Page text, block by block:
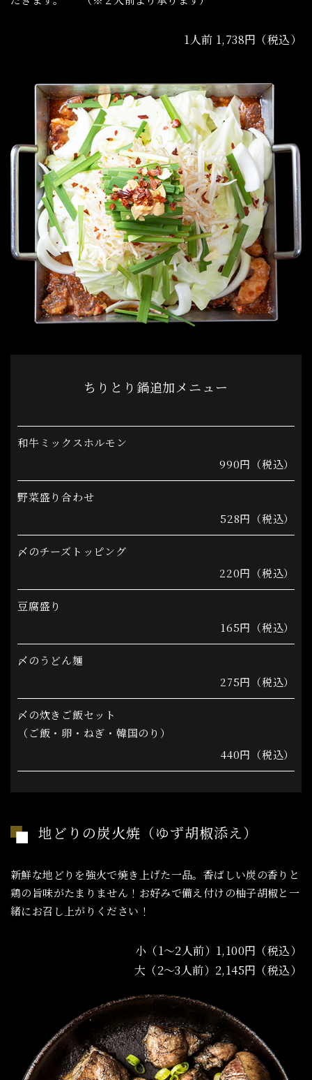
1人前 1,738円（税込）
ちりとり鍋追加メニュー
和牛ミックスホルモン
990円（税込）
野菜盛り合わせ
528円（税込）
〆のチーズトッピング
220円（税込）
豆腐盛り
165円（税込）
〆のうどん麺
275円（税込）
〆の炊きご飯セット
（ご飯・卵・ねぎ・韓国のり）
440円（税込）
地どりの炭火焼（ゆず胡椒添え）
新鮮な地どりを強火で焼き上げた一品。香ばしい炭の香りと
鶏の旨味がたまりません！お好みで備え付けの柚子胡椒と一
緒にお召し上がりください！
小（1～2人前）1,100円（税込）
大（2～3人前）2,145円（税込）